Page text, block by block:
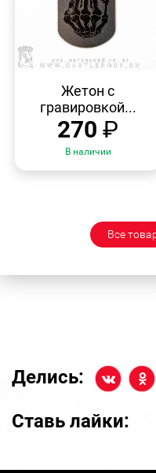
ПРОСМОТР
Жетон с
гравировкой...
270 ₽
В наличии
Все
Делись:
Ставь лайки: